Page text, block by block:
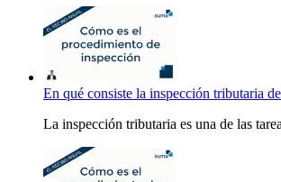
En qué consiste la inspección tributaria
La inspección tributaria es una de las